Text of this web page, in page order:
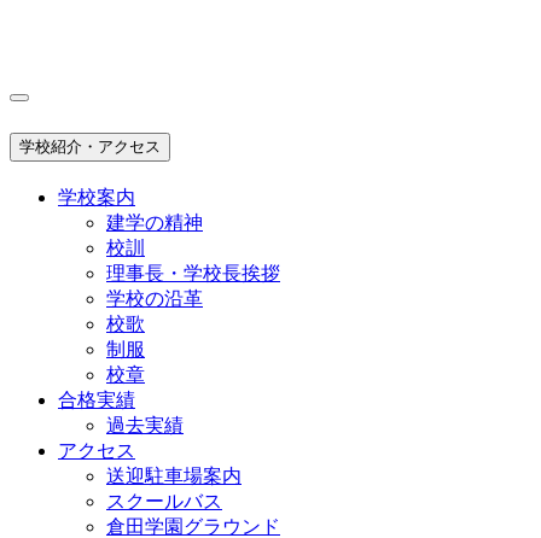
学校紹介・アクセス
学校案内
建学の精神
校訓
理事長・学校長挨拶
学校の沿革
校歌
制服
校章
合格実績
過去実績
アクセス
送迎駐車場案内
スクールバス
倉田学園グラウンド